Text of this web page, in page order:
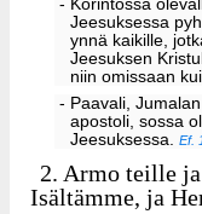
- Korintossa
Jeesuksessa
ynnä kaikille,
Jeesuksen
niin omissaan
- Paavali,
apostoli, sossa
Jeesuksessa.Ef.
2. Armo teille
Isältämme, ja